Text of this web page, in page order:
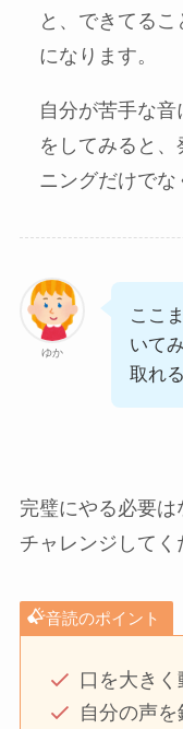
と、できてる
になります。
自分が苦手な
をしてみると
ニングだけでな
ゆか
ここ
いて
取れ
完璧にやる必要
チャレンジしてく
音読のポイント
口を大きく
自分の声を